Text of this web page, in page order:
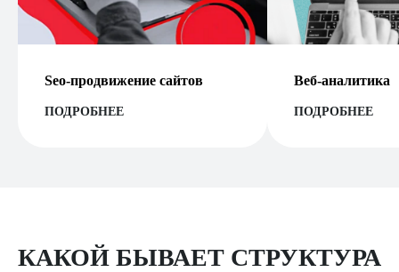
Seo-продвижение сайтов
ПОДРОБНЕЕ
Веб-аналитика
ПОДРОБНЕЕ
КАКОЙ БЫВАЕТ СТРУКТУРА